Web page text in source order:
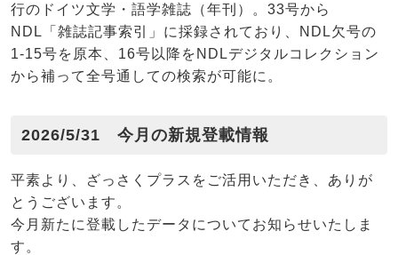
行のドイツ文学・語学雑誌（年刊）。33号から
NDL「雑誌記事索引」に採録されており、NDL欠号の
1-15号を原本、16号以降をNDLデジタルコレクション
から補って全号通しての検索が可能に。
2026/5/31 今月の新規登載情報
平素より、ざっさくプラスをご活用いただき、ありが
とうございます。
今月新たに登載したデータについてお知らせいたしま
す。